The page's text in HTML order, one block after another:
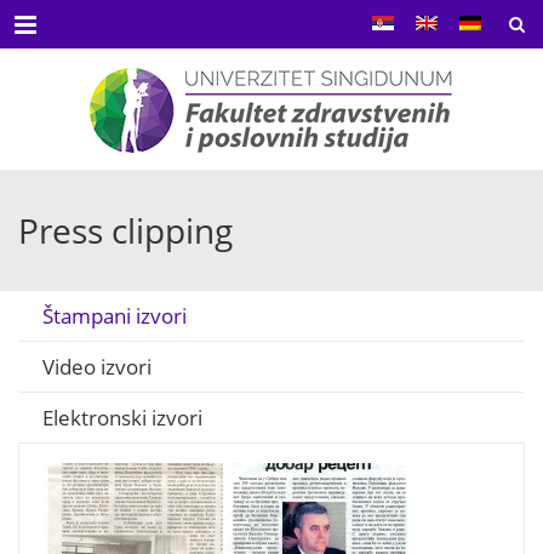
Menu
Press clipping
Štampani izvori
Video izvori
Elektronski izvori